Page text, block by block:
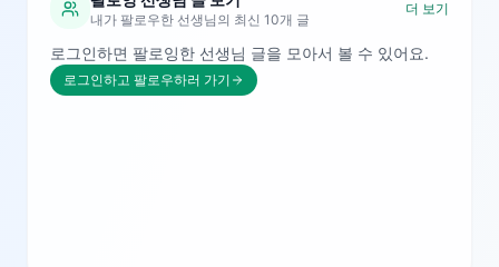
내가 팔로우한 선생님의 최신 10개 글
더 보기
로그인하면 팔로잉한 선생님 글을 모아서 볼 수 있어요.
로그인하고 팔로우하러 가기